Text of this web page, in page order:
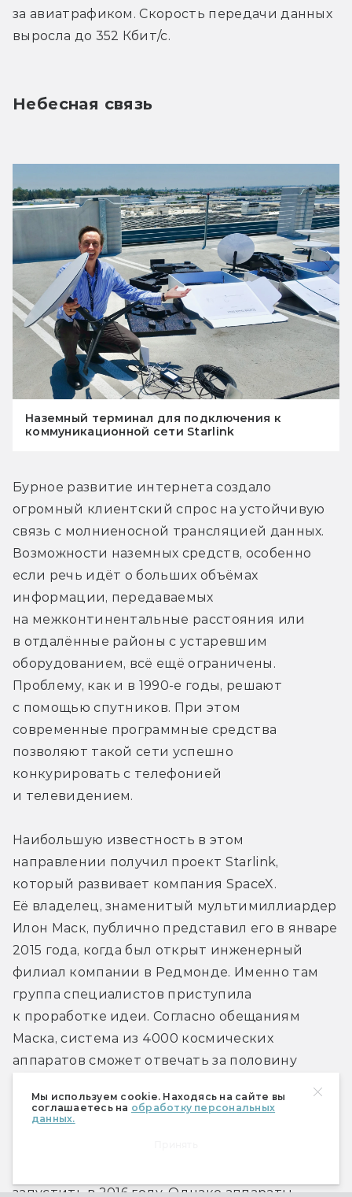
Мы используем cookie. Находясь на сайте вы
соглашаетесь на обработку персональных
данных.
за авиатрафиком. Скорость передачи данных
выросла до 352 Кбит/с.
Небесная связь
Наземный терминал для подключения к
коммуникационной сети Starlink
Бурное развитие интернета создало
огромный клиентский спрос на устойчивую
связь с молниеносной трансляцией данных.
Возможности наземных средств, особенно
если речь идёт о больших объёмах
информации, передаваемых
на межконтинентальные расстояния или
в отдалённые районы с устаревшим
оборудованием, всё ещё ограничены.
Проблему, как и в 1990-е годы, решают
с помощью спутников. При этом
современные программные средства
позволяют такой сети успешно
конкурировать с телефонией
и телевидением.
Наибольшую известность в этом
направлении получил проект Starlink,
который развивает компания SpaceX.
Её владелец, знаменитый мультимиллиардер
Илон Маск, публично представил его в январе
2015 года, когда был открыт инженерный
филиал компании в Редмонде. Именно там
группа специалистов приступила
к проработке идеи. Согласно обещаниям
Маска, система из 4000 космических
аппаратов сможет отвечать за половину
трафика крупных городов, где есть свои
кабельные сети.
запустить в 2016 году. Однако аппараты